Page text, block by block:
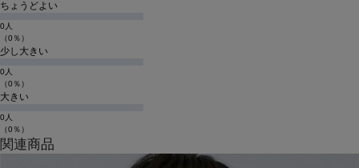
ちょうどよい
0人
（0％）
少し大きい
0人
（0％）
大きい
0人
（0％）
関連商品